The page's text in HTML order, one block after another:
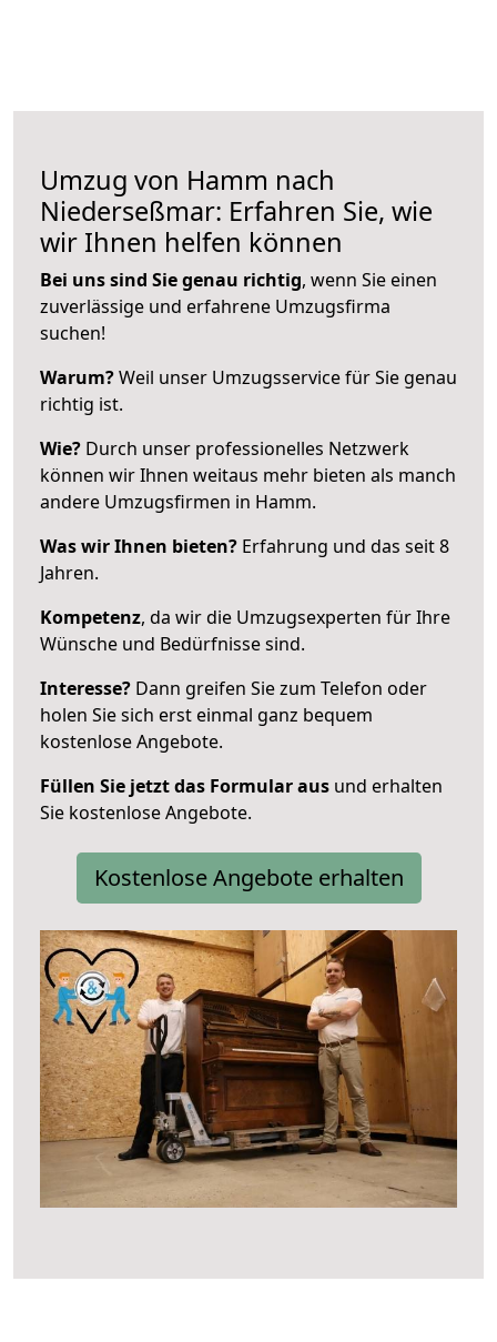
Umzug von Hamm nach
Niederseßmar: Erfahren Sie, wie
wir Ihnen helfen können
Bei uns sind Sie genau richtig, wenn Sie einen
zuverlässige und erfahrene Umzugsfirma
suchen!
Warum?Weil unser Umzugsservice für Sie genau
richtig ist.
Wie? Durch unser professionelles Netzwerk
können wir Ihnen weitaus mehr bieten als manch
andere Umzugsfirmen in Hamm.
Was wir Ihnen bieten? Erfahrung und das seit 8
Jahren.
Kompetenz, da wir die Umzugsexperten für Ihre
Wünsche und Bedürfnisse sind.
Interesse? Dann greifen Sie zum Telefon oder
holen Sie sich erst einmal ganz bequem
kostenlose Angebote.
Füllen Sie jetzt das Formular aus und erhalten
Sie kostenlose Angebote.
Kostenlose Angebote erhalten